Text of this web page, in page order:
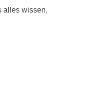
alles wissen,